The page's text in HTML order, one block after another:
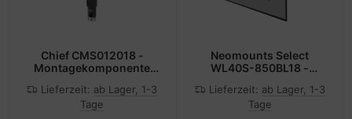
Chief CMS012018 -
Montagekomponente
Lieferzeit: ab Lager, 1-3
Tage
Neomounts Select
WL40S-850BL18 -
(Kabelabdeckung,
Wandplatte, Adapter für
Lieferzeit: ab Lager, 1-3
Tage